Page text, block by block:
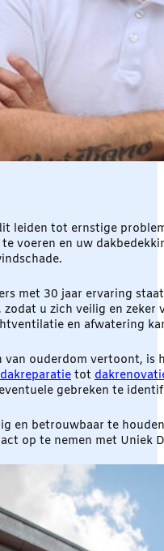
leiden tot ernstige
voeren en uw
met 30 jaar ervaring
zodat u zich veilig en
en afwatering
ouderdom vertoont,
dakreparatie tot
gebreken te
en betrouwbaar te
op te nemen met Uniek